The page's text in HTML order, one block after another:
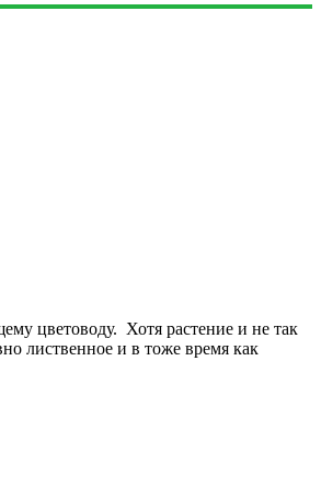
цветоводу. Хотя растение и не так
лиственное и в тоже время как